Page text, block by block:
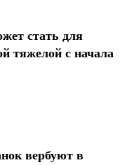
стать для
тяжелой с начала
вербуют в